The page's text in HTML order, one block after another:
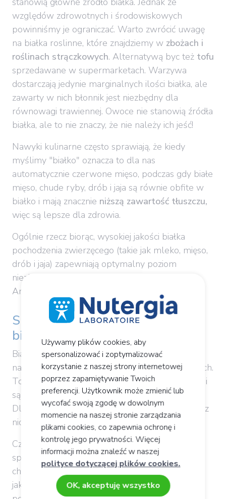
względów zdrowotnych i środowiskowych
powinniśmy je ograniczać. Warto zwrócić uwagę
na białka roslinne, które znajdziemy w zbożach i
roślinach strączkowych. Alternatywą byc też tofu
sprzedawane w supermarketach. Warzywa
dostarczają jedynie marginalnych ilości białka, ale
zawarty w nich błonnik jest niezbędny dla
równowagi trawiennej. Owoce nie stanowią źródła
białka, ale to nie znaczy, że nie należy ich jeść!
Nawyki kulinarne często sprawiają, że kiedy
myślimy "białkoʺ oznacza to dla nas
automatycznie czerwone mięso, podczas gdy białe
mięso, chude ryby, drób i jaja są równie obfite w
białko i mają znacznie niższą zawartość tłuszczu,
więc są lepsze dla zdrowia.
Ogólnie rzecz biorąc, wysokiej jakości białka
pochodzenia zwierzęcego (takie jak mleko, mięso,
drób i jaja) zapewniają optymalny poziom
niezbędnych aminokwasów, w tym leucyny.
Aminokwasy są przecież budulcem białek.
Spożywanie odpowiedniej ilości
białka jest niezbędne!
Białka, podobnie jak tłuszcze i węglowodany,
należą do podstawowych składników odżywczych.
To właśnie one dostarczają organizmowi energii i
są niezbędne do prawidłowego funkcjonowania.
Dlatego nie powinno się rezygnować z żadnego z
nich.
Często białko kojarzy się głównie z mięsem, co
sprawia, że niektórzy ograniczają jego ilość – np.
chcąc zadbać o serce, schudnąć albo nie wiedzą
jak je zastąpić przy diecie wegetariańskiej. Takie
Używamy plików cookies, aby
spersonalizować i zoptymalizować
korzystanie z naszej strony internetowej
poprzez zapamiętywanie Twoich
preferencji. Użytkownik może zmienić lub
wycofać swoją zgodę w dowolnym
momencie na naszej stronie zarządzania
plikami cookies, co zapewnia ochronę i
kontrolę jego prywatności. Więcej
informacji można znaleźć w naszej
polityce dotyczącej plików cookies.
OK, akceptuję wszystko